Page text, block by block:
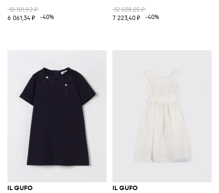
10 101,92 ₽
6 061,34 ₽
-40%
12 038,05 ₽
7 223,40 ₽
-40%
IL GUFO IL GUFO